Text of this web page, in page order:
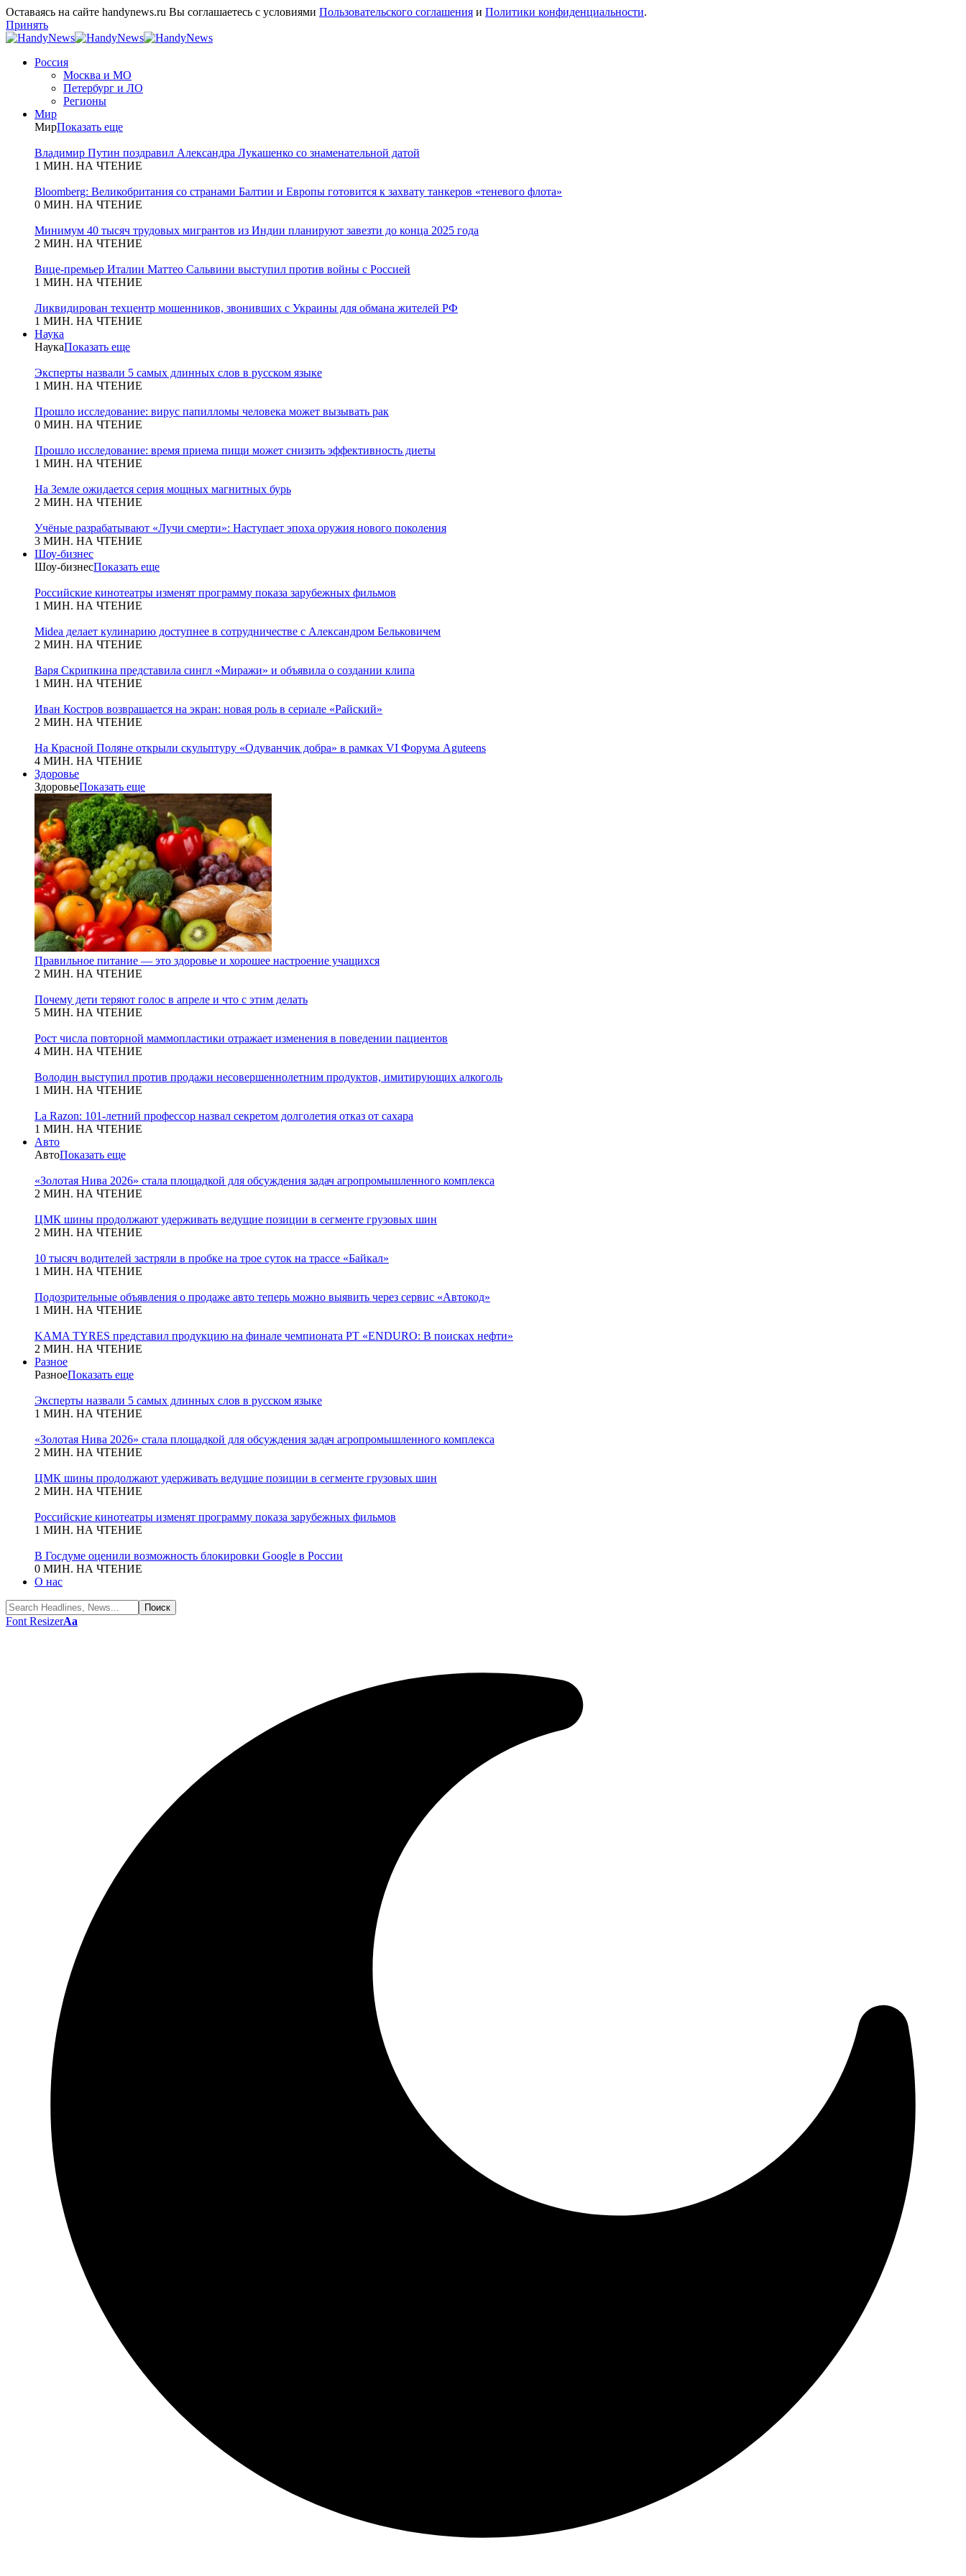
Оставаясь на сайте handynews.ru Вы соглашаетесь с условиями Пользовательского соглашения и Политики конфиденциальности.
Принять
Россия
Москва и МО
Петербург и ЛО
Регионы
Мир
МирПоказать еще
Владимир Путин поздравил Александра Лукашенко со знаменательной датой
1 МИН. НА ЧТЕНИЕ
Bloomberg: Великобритания со странами Балтии и Европы готовится к захвату танкеров «теневого флота»
0 МИН. НА ЧТЕНИЕ
Минимум 40 тысяч трудовых мигрантов из Индии планируют завезти до конца 2025 года
2 МИН. НА ЧТЕНИЕ
Вице-премьер Италии Маттео Сальвини выступил против войны с Россией
1 МИН. НА ЧТЕНИЕ
Ликвидирован техцентр мошенников, звонивших с Украины для обмана жителей РФ
1 МИН. НА ЧТЕНИЕ
Наука
НаукаПоказать еще
Эксперты назвали 5 самых длинных слов в русском языке
1 МИН. НА ЧТЕНИЕ
Прошло исследование: вирус папилломы человека может вызывать рак
0 МИН. НА ЧТЕНИЕ
Прошло исследование: время приема пищи может снизить эффективность диеты
1 МИН. НА ЧТЕНИЕ
На Земле ожидается серия мощных магнитных бурь
2 МИН. НА ЧТЕНИЕ
Учёные разрабатывают «Лучи смерти»: Наступает эпоха оружия нового поколения
3 МИН. НА ЧТЕНИЕ
Шоу-бизнес
Шоу-бизнесПоказать еще
Российские кинотеатры изменят программу показа зарубежных фильмов
1 МИН. НА ЧТЕНИЕ
Midea делает кулинарию доступнее в сотрудничестве с Александром Бельковичем
2 МИН. НА ЧТЕНИЕ
Варя Скрипкина представила сингл «Миражи» и объявила о создании клипа
1 МИН. НА ЧТЕНИЕ
Иван Костров возвращается на экран: новая роль в сериале «Райский»
2 МИН. НА ЧТЕНИЕ
На Красной Поляне открыли скульптуру «Одуванчик добра» в рамках VI Форума Aguteens
4 МИН. НА ЧТЕНИЕ
Здоровье
ЗдоровьеПоказать еще
Правильное питание — это здоровье и хорошее настроение учащихся
2 МИН. НА ЧТЕНИЕ
Почему дети теряют голос в апреле и что с этим делать
5 МИН. НА ЧТЕНИЕ
Рост числа повторной маммопластики отражает изменения в поведении пациентов
4 МИН. НА ЧТЕНИЕ
Володин выступил против продажи несовершеннолетним продуктов, имитирующих алкоголь
1 МИН. НА ЧТЕНИЕ
La Razon: 101-летний профессор назвал секретом долголетия отказ от сахара
1 МИН. НА ЧТЕНИЕ
Авто
АвтоПоказать еще
«Золотая Нива 2026» стала площадкой для обсуждения задач агропромышленного комплекса
2 МИН. НА ЧТЕНИЕ
ЦМК шины продолжают удерживать ведущие позиции в сегменте грузовых шин
2 МИН. НА ЧТЕНИЕ
10 тысяч водителей застряли в пробке на трое суток на трассе «Байкал»
1 МИН. НА ЧТЕНИЕ
Подозрительные объявления о продаже авто теперь можно выявить через сервис «Автокод»
1 МИН. НА ЧТЕНИЕ
KAMA TYRES представил продукцию на финале чемпионата РТ «ENDURO: В поисках нефти»
2 МИН. НА ЧТЕНИЕ
Разное
РазноеПоказать еще
Эксперты назвали 5 самых длинных слов в русском языке
1 МИН. НА ЧТЕНИЕ
«Золотая Нива 2026» стала площадкой для обсуждения задач агропромышленного комплекса
2 МИН. НА ЧТЕНИЕ
ЦМК шины продолжают удерживать ведущие позиции в сегменте грузовых шин
2 МИН. НА ЧТЕНИЕ
Российские кинотеатры изменят программу показа зарубежных фильмов
1 МИН. НА ЧТЕНИЕ
В Госдуме оценили возможность блокировки Google в России
0 МИН. НА ЧТЕНИЕ
О нас
Font ResizerAa